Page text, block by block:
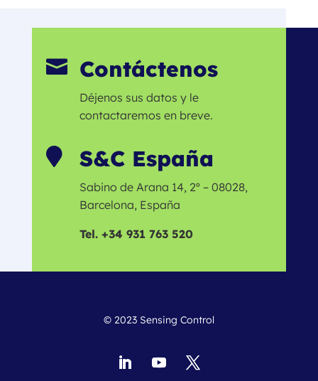
 Contáctenos
Déjenos sus datos y le
contactaremos en breve.
 S&C España
Sabino de Arana 14, 2º – 08028,
Barcelona, España
Tel. +34 931 763 520
© 2023 Sensing Control